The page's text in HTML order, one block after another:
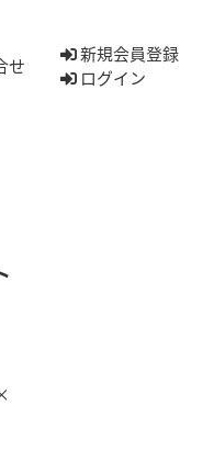
せ
新規会員登録
ログイン